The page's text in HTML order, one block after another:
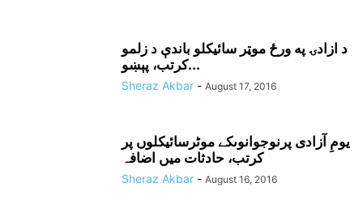
د ازادۍ په ورځ موټر سائيکلو باندې د زلمو
کرتب، پېښو...
Sheraz Akbar - August 17, 2016
یومِ آزادی پرنوجوانوںکے موٹرسائیکلوں پر
کرتب، حادثات میں اضافہ
Sheraz Akbar - August 16, 2016